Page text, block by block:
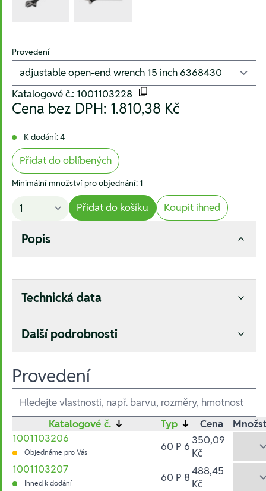
Provedení
Katalogové č.: 1001103228
Cena bez DPH: 1.810,38 Kč
K dodání: 4
Přidat do oblíbených
Minimální množství pro objednání: 1
Přidat do košíku Koupit ihned
Popis
Technická data
Další podrobnosti
Provedení
Ausführungen
Katalogové č. ↓ Typ ↓ Cena
1001103206
Objednáme pro Vás 60 P 6 350,09
Kč
1001103207
Ihned k dodání 60 P 8488,45
Kč